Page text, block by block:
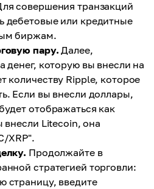
совершения транзакций
дебетовые или кредитные
биржам.
пару. Далее,
денег, которую вы внесли на
количеству Ripple, которое
Если вы внесли доллары,
отображаться как
внесли Litecoin, она
XRP".
Продолжайте в
стратегией торговли:
страницу, введите